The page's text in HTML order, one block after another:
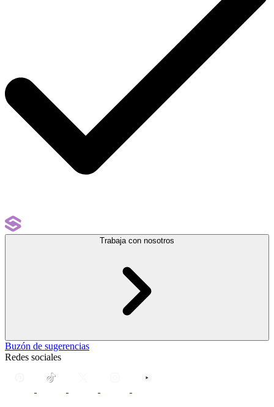
Trabaja con nosotros
Buzón de sugerencias
Redes sociales